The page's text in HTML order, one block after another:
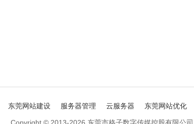
东莞网站建设 服务器管理 云服务器 东莞网站优化